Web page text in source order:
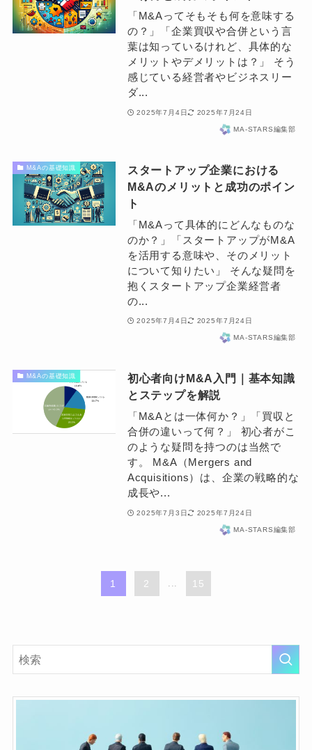
「M&Aってそもそも何を意味する
の？」「企業買収や合併という言
葉は知っているけれど、具体的な
メリットやデメリットは？」 そう
感じている経営者やビジネスリー
ダ...
2025年7月4日 2025年7月24日
MA-STARS編集部
M&Aの基礎知識
スタートアップ企業における
M&Aのメリットと成功のポイン
ト
「M&Aって具体的にどんなものな
のか？」「スタートアップがM&A
を活用する意味や、そのメリット
について知りたい」 そんな疑問を
抱くスタートアップ企業経営者
の...
2025年7月4日 2025年7月24日
MA-STARS編集部
M&Aの基礎知識
初心者向けM&A入門｜基本知識
とステップを解説
「M&Aとは一体何か？」「買収と
合併の違いって何？」 初心者がこ
のような疑問を持つのは当然で
す。 M&A（Mergers and
Acquisitions）は、企業の戦略的な
成長や...
2025年7月3日 2025年7月24日
MA-STARS編集部
1 2 15